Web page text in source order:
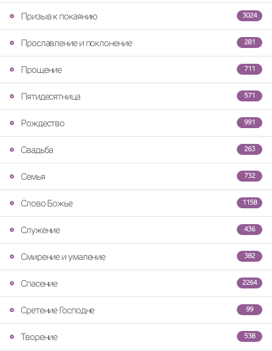
3024
Призыв к покаянию
281
Прославление и поклонение
711
Прощение
571
Пятидесятница
991
Рождество
263
Свадьба
732
Семья
1158
Слово Божье
436
Служение
382
Смирение и умаление
2264
Спасение
99
Сретение Господне
538
Творение